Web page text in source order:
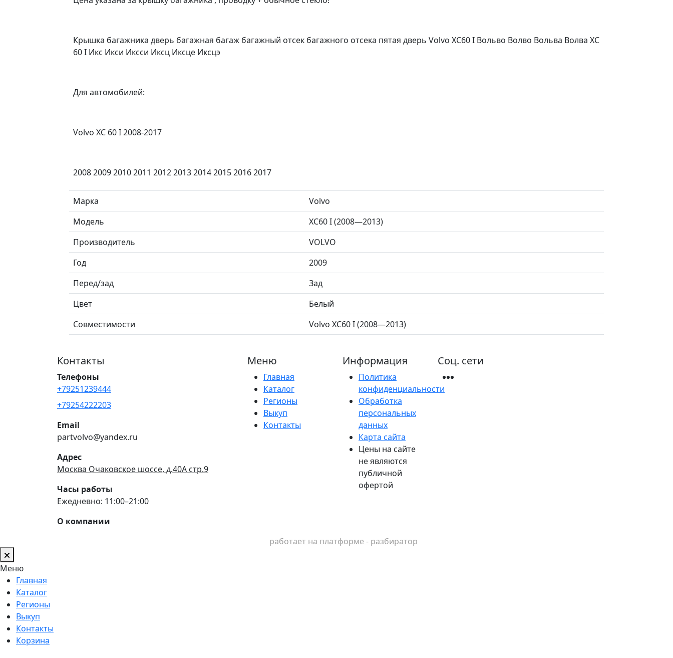
Крышка багажника дверь багажная багаж багажный отсек багажного отсека пятая дверь Volvo XC60 I Вольво Волво Вольва Волва XC
60 I Икс Икси Иксси Иксц Иксце Иксцэ
Для автомобилей:
Volvo XC 60 I 2008-2017
2008 2009 2010 2011 2012 2013 2014 2015 2016 2017
Марка
Volvo
Модель
XC60 I (2008—2013)
Производитель
VOLVO
Год
2009
Перед/зад
Зад
Цвет
Белый
Совместимости
Volvo XC60 I (2008—2013)
Контакты
Телефоны
+79251239444
+79254222203
Email
partvolvo@yandex.ru
Адрес
Москва Очаковское шоссе, д.40А стр.9
Часы работы
Ежедневно: 11:00–21:00
О компании
Меню
Главная
Каталог
Регионы
Выкуп
Контакты
Информация
Политика
конфиденциальности
Обработка
персональных
данных
Карта сайта
Цены на сайте
не являются
публичной
офертой
Соц. сети
работает на платформе - разбиратор
Меню
Главная
Каталог
Регионы
Выкуп
Контакты
Корзина